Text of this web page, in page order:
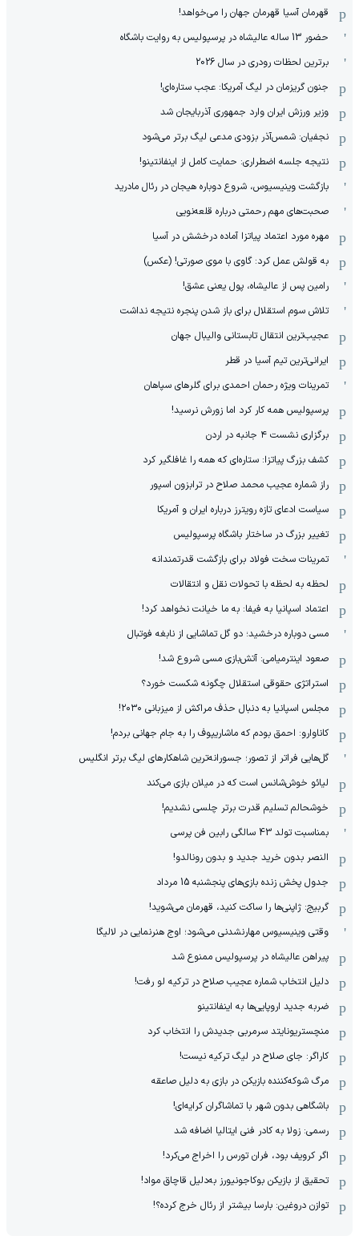
قهرمان آسیا قهرمان جهان را می‌خواهد!
حضور 13 ساله عالیشاه در پرسپولیس به روایت باشگاه
برترین لحظات رودری در سال 2026
جنون گریزمان در لیگ آمریکا: عجب ستاره‌ای!
وزیر ورزش ایران وارد جمهوری آذربایجان شد
نجفیان: شمس‌آذر بزودی مدعی لیگ برتر می‌شود
نتیجه جلسه اضطراری: حمایت کامل از اینفانتینو!
بازگشت وینیسیوس، شروع دوباره هیجان در رئال مادرید
صحبت‌های مهم رحمتی درباره قلعه‌نویی
مهره مورد اعتماد پیاتزا آماده درخشش در آسیا
به قولش عمل کرد: گاوی با موی صورتی! (عکس)
رامین پس از عالیشاه، پول یعنی عشق!
تلاش سوم استقلال برای باز شدن پنجره نتیجه نداشت
عجیب‌ترین انتقال تابستانی والیبال جهان
ایرانی‌ترین تیم آسیا در قطر
تمرینات ویژه رحمان احمدی برای گلرهای سپاهان
پرسپولیس همه کار کرد اما زورش نرسید!
برگزاری نشست ۴ جانبه در اردن
کشف بزرگ پیاتزا: ستاره‌ای که همه را غافلگیر کرد
راز شماره عجیب محمد صلاح در ترابزون اسپور
سیاست ادعای تازه رویترز درباره ایران و آمریکا
تغییر بزرگ در ساختار باشگاه پرسپولیس
تمرینات سخت فولاد برای بازگشت قدرتمندانه
لحظه به لحظه با تحولات نقل و انتقالات
اعتماد اسپانیا به فیفا: به ما خیانت نخواهد کرد!
مسی دوباره درخشید؛ دو گل تماشایی از نابغه فوتبال
صعود اینترمیامی: آتش‌بازی مسی شروع شد!
استراتژی حقوقی استقلال چگونه شکست خورد؟
مجلس اسپانیا به دنبال حذف مراکش از میزبانی ۲۰۳۰!
کاناوارو: احمق بودم که ماشاریپوف را به جام جهانی بردم!
گل‌هایی فراتر از تصور؛ جسورانه‌ترین شاهکارهای لیگ برتر انگلیس
لیائو خوش‌شانس است که در میلان بازی می‌کند
خوشحالم تسلیم قدرت برتر چلسی نشدیم!
بمناسبت تولد 43 سالگی رابین فن پرسی
النصر بدون خرید جدید و بدون رونالدو!
جدول پخش زنده بازی‌های پنجشنبه 15 مرداد
گربیج: ژاپنی‌ها را ساکت کنید، قهرمان می‌شوید!
وقتی وینیسیوس مهارنشدنی می‌شود؛ اوج هنرنمایی در لالیگا
پیراهن عالیشاه در پرسپولیس ممنوع شد
دلیل انتخاب شماره عجیب صلاح در ترکیه لو رفت!
ضربه جدید اروپایی‌ها به اینفانتینو
منچستریونایتد سرمربی جدیدش را انتخاب کرد
کاراگر: جای صلاح در لیگ ترکیه نیست!
مرگ شوکه‌کننده بازیکن در بازی به دلیل صاعقه
باشگاهی بدون شهر با تماشاگران کرایه‌ای!
رسمی: زولا به کادر فنی ایتالیا اضافه شد
اگر کرویف بود، فران تورس را اخراج می‌کرد!
تحقیق از بازیکن بوکاجونیورز به‌دلیل قاچاق مواد!
توازن دروغین: بارسا بیشتر از رئال خرج کرده؟!